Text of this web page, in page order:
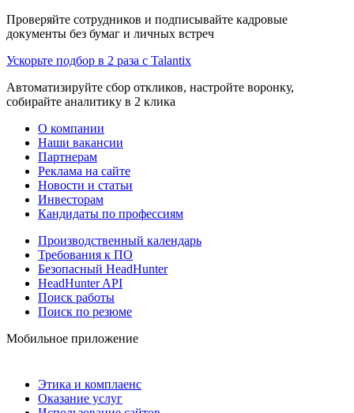
Проверяйте сотрудников и подписывайте кадровые
документы без бумаг и личных встреч
Ускорьте подбор в 2 раза с Talantix
Автоматизируйте сбор откликов, настройте воронку,
собирайте аналитику в 2 клика
О компании
Наши вакансии
Партнерам
Реклама на сайте
Новости и статьи
Инвесторам
Кандидаты по профессиям
Производственный календарь
Требования к ПО
Безопасный HeadHunter
HeadHunter API
Поиск работы
Поиск по резюме
Мобильное приложение
Этика и комплаенс
Оказание услуг